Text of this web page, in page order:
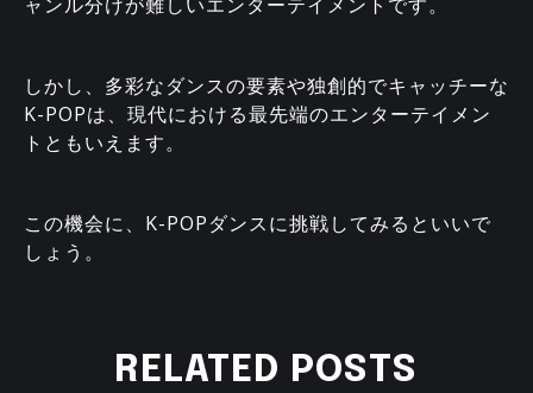
しかし、多彩なダンスの要素や独創的でキャッチーな
K-POPは、現代における最先端のエンターテイメン
トともいえます。
この機会に、K-POPダンスに挑戦してみるといいで
しょう。
RELATED POSTS